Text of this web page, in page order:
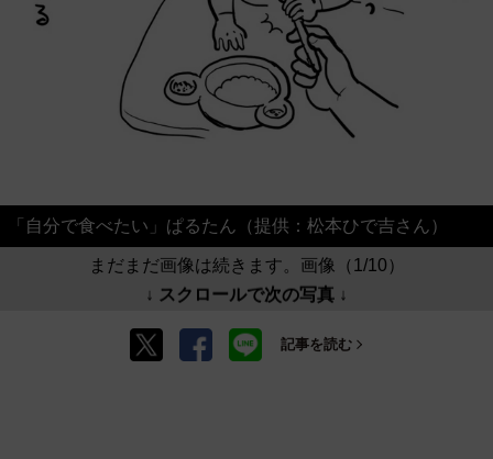
「自分で食べたい」ぱるたん（提供：松本ひで吉さん）
まだまだ画像は続きます。画像（1/10）
↓ スクロールで次の写真 ↓
記事を読む